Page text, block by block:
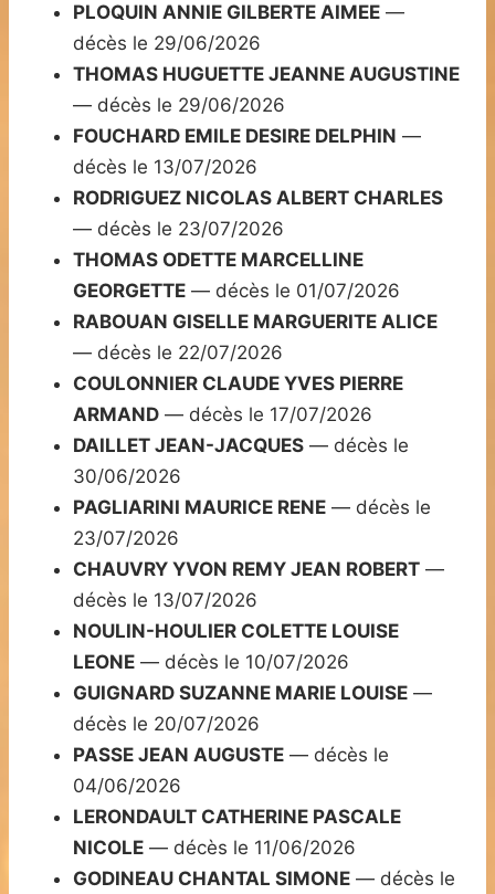
PLOQUIN ANNIE GILBERTE AIMEE —
décès le 29/06/2026
THOMAS HUGUETTE JEANNE AUGUSTINE
— décès le 29/06/2026
FOUCHARD EMILE DESIRE DELPHIN —
décès le 13/07/2026
RODRIGUEZ NICOLAS ALBERT CHARLES
— décès le 23/07/2026
THOMAS ODETTE MARCELLINE
GEORGETTE — décès le 01/07/2026
RABOUAN GISELLE MARGUERITE ALICE
— décès le 22/07/2026
COULONNIER CLAUDE YVES PIERRE
ARMAND — décès le 17/07/2026
DAILLET JEAN-JACQUES — décès le
30/06/2026
PAGLIARINI MAURICE RENE — décès le
23/07/2026
CHAUVRY YVON REMY JEAN ROBERT —
décès le 13/07/2026
NOULIN-HOULIER COLETTE LOUISE
LEONE — décès le 10/07/2026
GUIGNARD SUZANNE MARIE LOUISE —
décès le 20/07/2026
PASSE JEAN AUGUSTE — décès le
04/06/2026
LERONDAULT CATHERINE PASCALE
NICOLE — décès le 11/06/2026
GODINEAU CHANTAL SIMONE — décès le